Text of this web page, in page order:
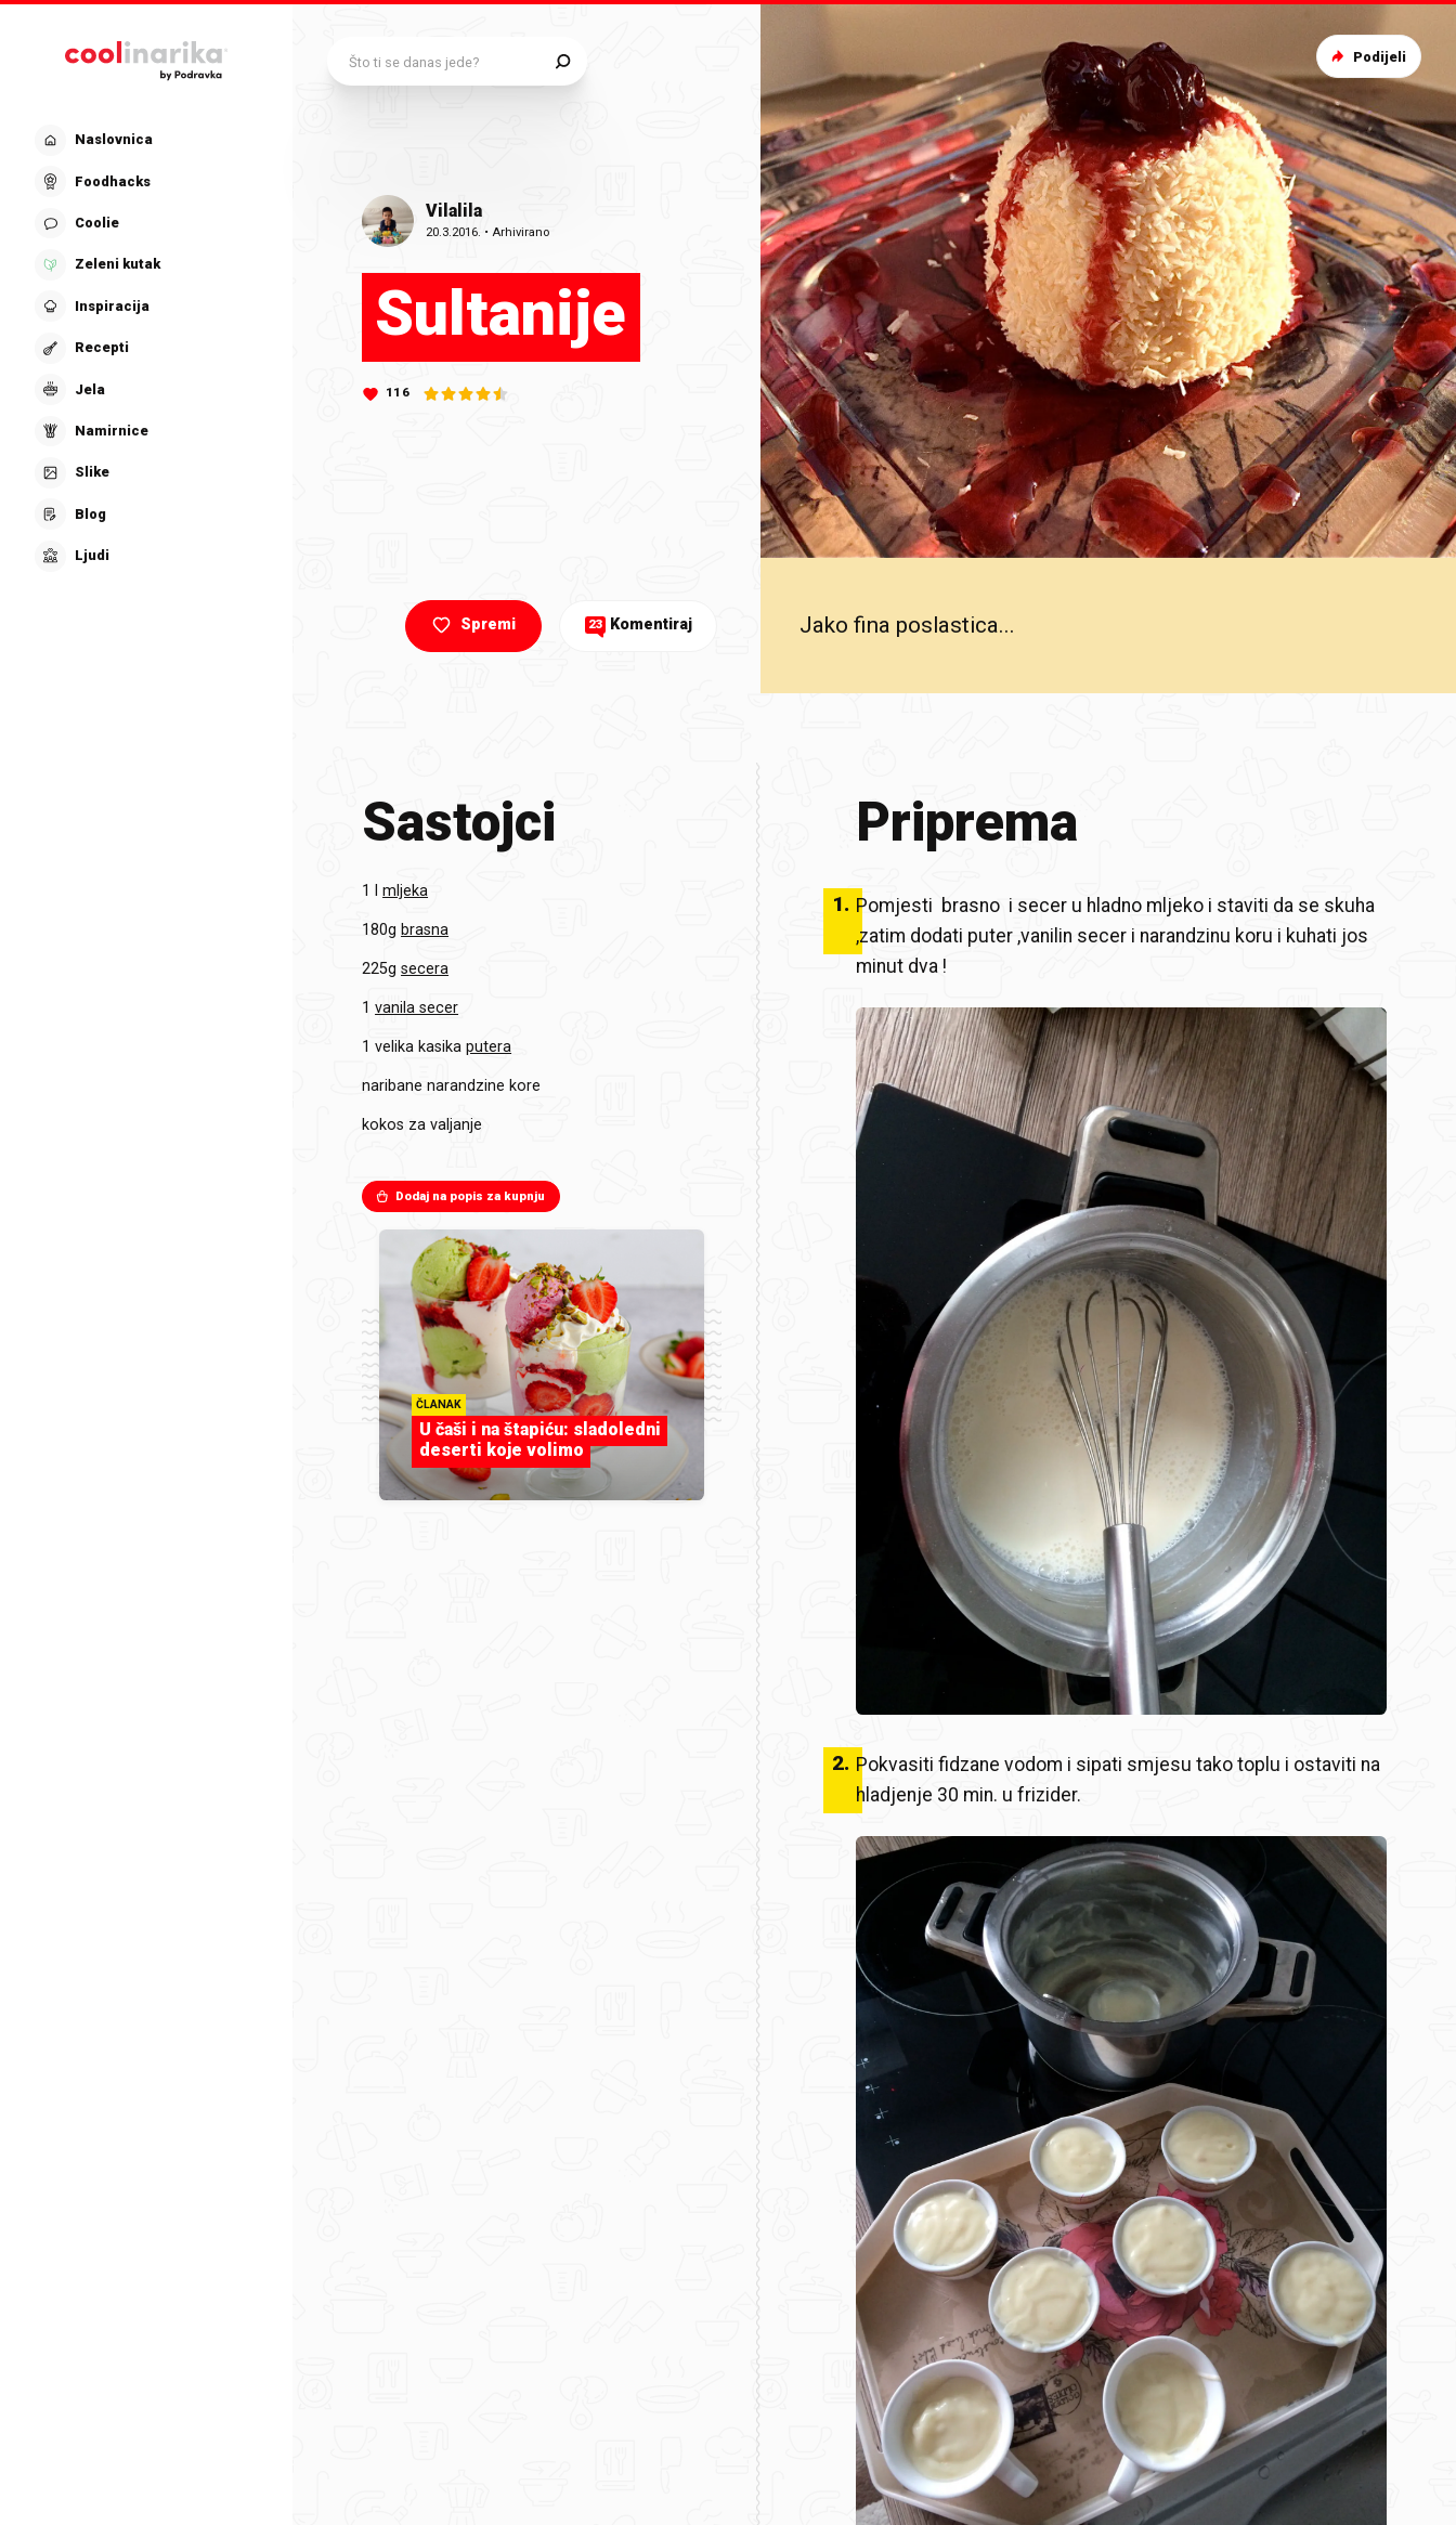
Naslovnica
Foodhacks
Coolie
Zeleni kutak
Inspiracija
Recepti
Jela
Namirnice
Slike
Blog
Ljudi
Vilalila
20.3.2016. •Arhivirano
Sultanije
116
Jako fina poslastica...
Spremi 23 Komentiraj
Podijeli
Sastojci
1 l mljeka
180g brasna
225g secera
1 vanila secer
1 velika kasika putera
naribane narandzine kore
kokos za valjanje
Dodaj na popis za kupnju
ČLANAK
U čaši i na štapiću: sladoledni
deserti koje volimo
Priprema
1. Pomjesti brasno i secer u hladno mljeko i staviti da se skuha
,zatim dodati puter ,vanilin secer i narandzinu koru i kuhati jos
minut dva !
2. Pokvasiti fidzane vodom i sipati smjesu tako toplu i ostaviti na
hladjenje 30 min. u frizider.
Što ti se danas jede?